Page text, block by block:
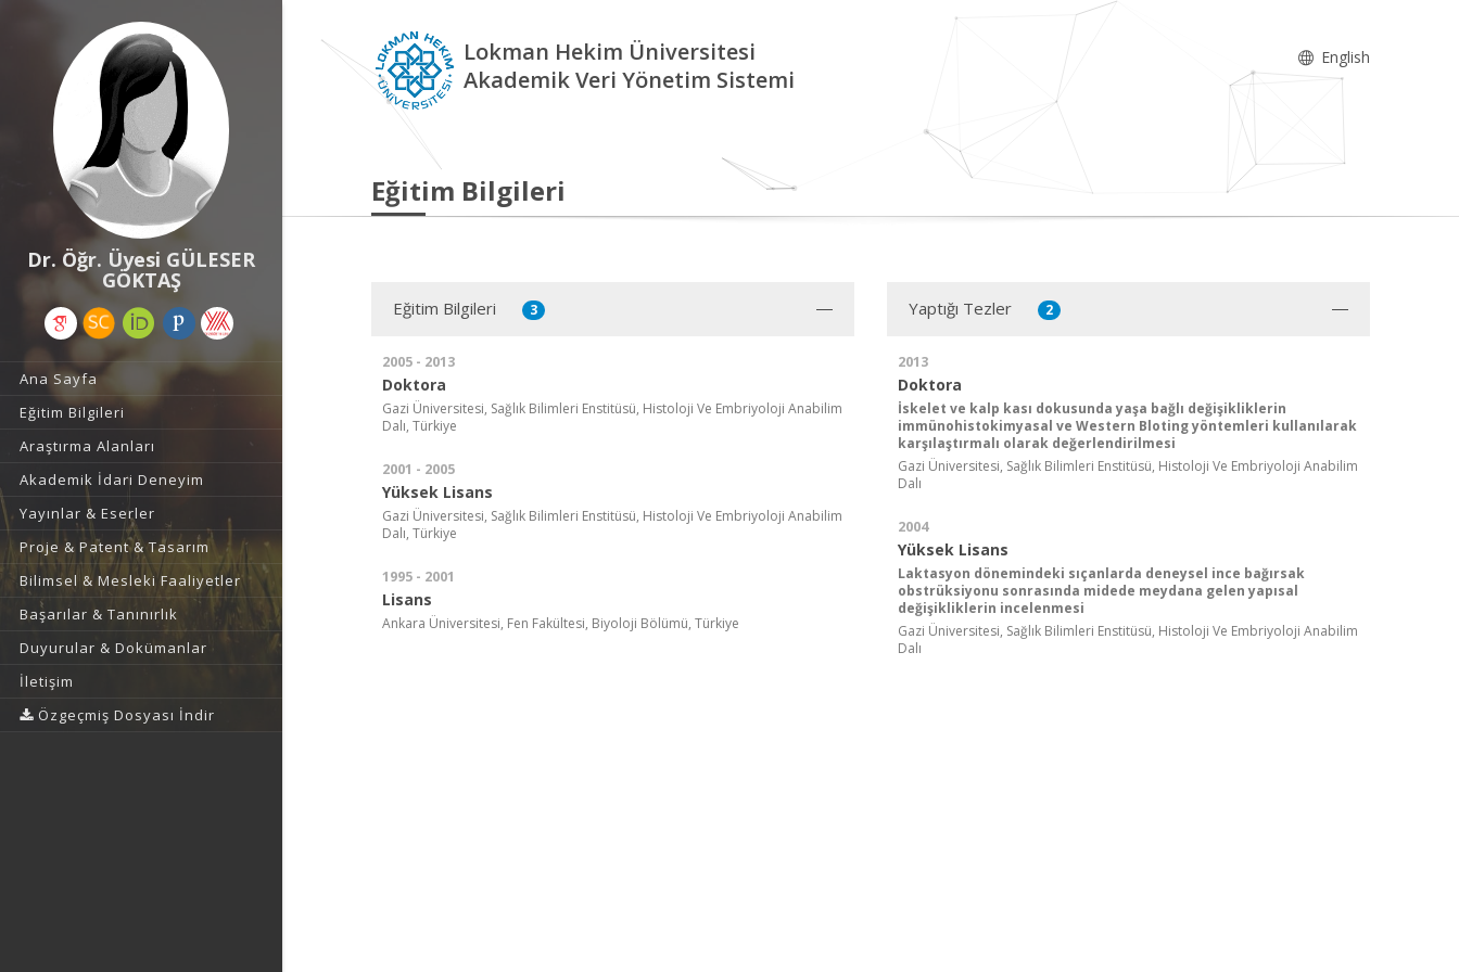
Dr. Öğr. Üyesi GÜLESER
GÖKTAŞ
Ana Sayfa
Eğitim Bilgileri
Araştırma Alanları
Akademik İdari Deneyim
Yayınlar & Eserler
Proje & Patent & Tasarım
Bilimsel & Mesleki Faaliyetler
Başarılar & Tanınırlık
Duyurular & Dokümanlar
İletişim
Özgeçmiş Dosyası İndir
Lokman Hekim Üniversitesi
Akademik Veri Yönetim Sistemi
English
Eğitim Bilgileri
Eğitim Bilgileri 3
2005 - 2013
Doktora
Gazi Üniversitesi, Sağlık Bilimleri Enstitüsü, Histoloji Ve Embriyoloji Anabilim
Dalı, Türkiye
2001 - 2005
Yüksek Lisans
Gazi Üniversitesi, Sağlık Bilimleri Enstitüsü, Histoloji Ve Embriyoloji Anabilim
Dalı, Türkiye
1995 - 2001
Lisans
Ankara Üniversitesi, Fen Fakültesi, Biyoloji Bölümü, Türkiye
Yaptığı Tezler 2
2013
Doktora
İskelet ve kalp kası dokusunda yaşa bağlı değişikliklerin
immünohistokimyasal ve Western Bloting yöntemleri kullanılarak
karşılaştırmalı olarak değerlendirilmesi
Gazi Üniversitesi, Sağlık Bilimleri Enstitüsü, Histoloji Ve Embriyoloji Anabilim
Dalı
2004
Yüksek Lisans
Laktasyon dönemindeki sıçanlarda deneysel ince bağırsak
obstrüksiyonu sonrasında midede meydana gelen yapısal
değişikliklerin incelenmesi
Gazi Üniversitesi, Sağlık Bilimleri Enstitüsü, Histoloji Ve Embriyoloji Anabilim
Dalı